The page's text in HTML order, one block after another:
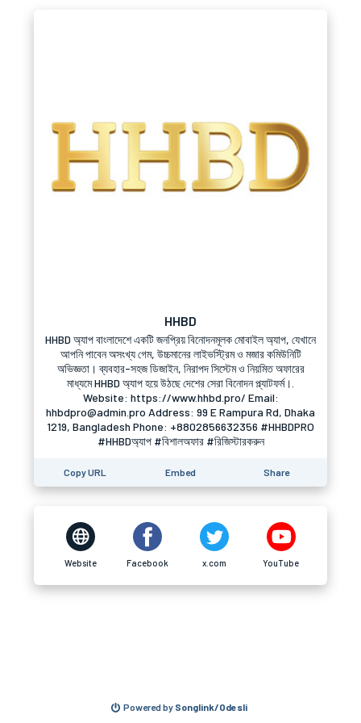
HHBD
HHBD অ্যাপ বাংলাদেশে একটি জনপ্রিয় বিনোদনমূলক মোবাইল অ্যাপ, যেখানে
আপনি পাবেন অসংখ্য গেম, উচ্চমানের লাইভস্ট্রিম ও মজার কমিউনিটি
অভিজ্ঞতা। ব্যবহার-সহজ ডিজাইন, নিরাপদ সিস্টেম ও নিয়মিত অফারের
মাধ্যমে HHBD অ্যাপ হয়ে উঠছে দেশের সেরা বিনোদন প্ল্যাটফর্ম।.
Website: https://www.hhbd.pro/ Email:
hhbdpro@admin.pro Address: 99 E Rampura Rd, Dhaka
1219, Bangladesh Phone: +8802856632356 #HHBDPRO
#HHBDঅ্যাপ #বিশালঅফার #রিজিস্টারকরুন
Copy URL Embed Share
Website Facebook x.com YouTube
Powered by Songlink/Odesli